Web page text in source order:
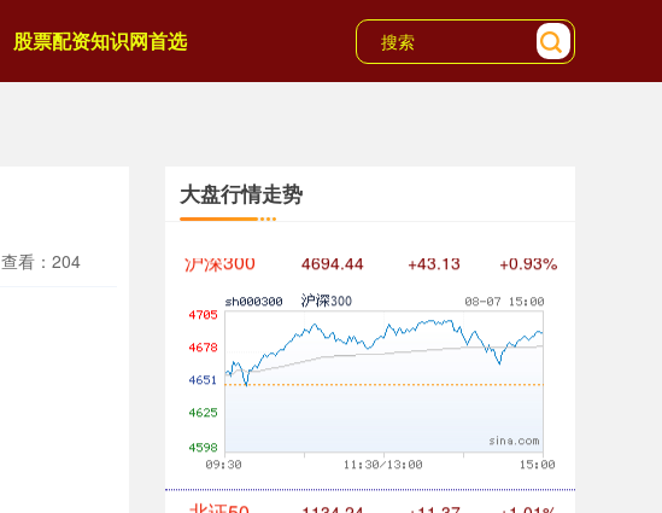
股票配资知识网首选
查看：204
大盘行情走势
沪深300 4694.44
北证50 1134.24 +11.37 +1.01%